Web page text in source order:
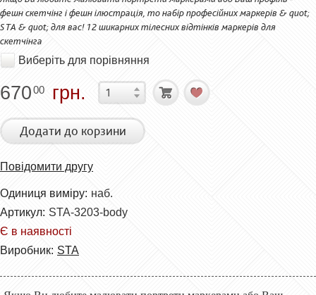
фешн скетчінг і фешн ілюстрація, то набір професійних маркерів & quot;
STA & quot; для вас! 12 шикарних тілесних відтінків маркерів для
скетчінга
Виберіть для порівняння
67000 грн.
Додати до корзини
Повідомити другу
Одиниця виміру: наб.
Артикул: STA-3203-body
Є в наявності
Виробник: STA